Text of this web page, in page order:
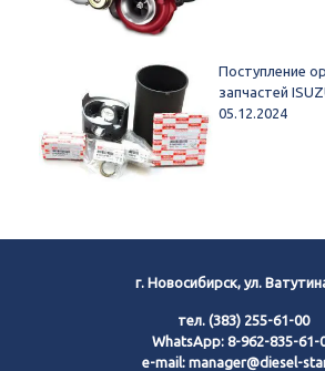
Поступление
запчастей
05.12.2024
г. Новосибирск, ул.
тел. (383) 255-61-00
WhatsApp: 8-962-835-61-
e-mail: manager@diesel-